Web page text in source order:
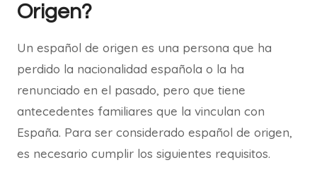
Origen?
Un español de origen es una persona que ha
perdido la nacionalidad española o la ha
renunciado en el pasado, pero que tiene
antecedentes familiares que la vinculan con
España. Para ser considerado español de origen,
es necesario cumplir los siguientes requisitos.